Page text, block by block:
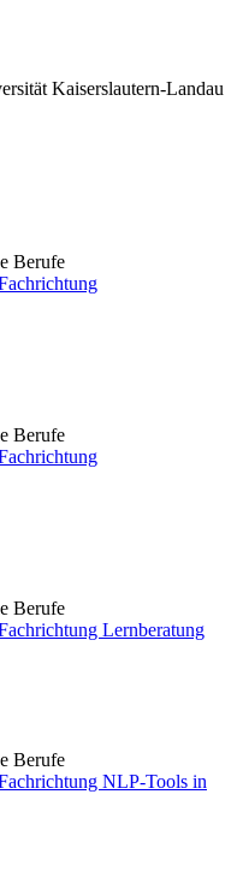
Kaiserslautern-Landau
Berufe
Berufe
Berufe
Lernberatung
Berufe
NLP-Tools in